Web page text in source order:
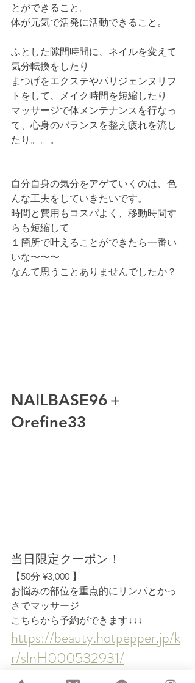
とができること。
体が元気で活発に活動できること。
ふとした隙間時間に、ネイルを変えて
気分転換をしたり
まつげをエクステやパリジェンヌリフ
トをして、メイク時間を短縮したり
マッサージで体メンテナンスを行なっ
て、心身のバランスを整え疲れを流し
たり。。。
自分自身の気分をアゲていくのは、色
んな工夫をしていきたいです。
時間と費用もコスパよく、移動時間す
らも短縮して
１箇所で叶えることができたら一番い
いな〜〜〜
なんて思うことありませんでしたか？
NAILBASE96＋
Orefine33
当日限定クーポン！
【50分 ¥3,000 】
お悩みの部位を重点的にリンパとかっ
さでマッサージ
こちらから予約ができます↓↓↓
https://beauty.hotpepper.jp/k
r/slnH000532931/